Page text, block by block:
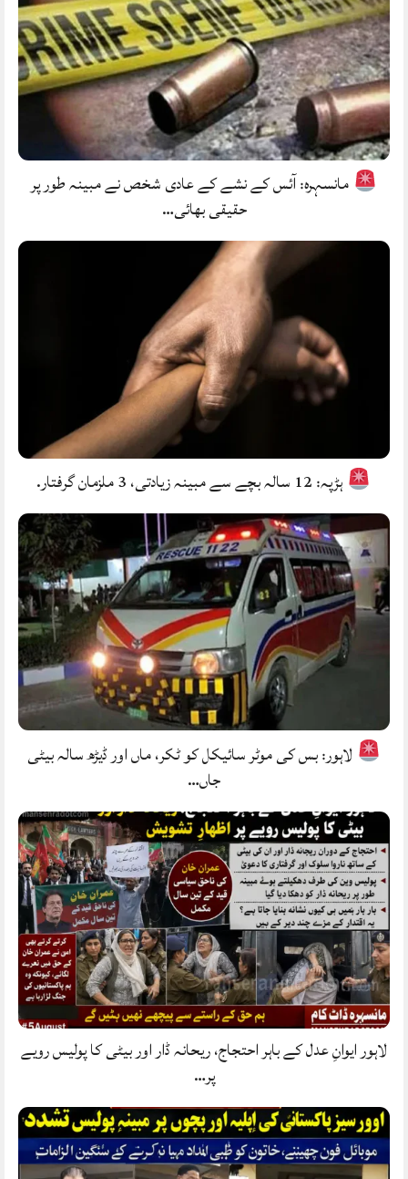
مانسہرہ: آئس کے نشے کے عادی شخص نے مبینہ طور پر
حقیقی بھائی…
ہڑپہ: 12 سالہ بچے سے مبینہ زیادتی، 3 ملزمان گرفتار.
لاہور: بس کی موٹر سائیکل کو ٹکر، ماں اور ڈیڑھ سالہ بیٹی
جاں…
لاہور ایوانِ عدل کے باہر احتجاج، ریحانہ ڈار اور بیٹی کا پولیس رویے
پر…